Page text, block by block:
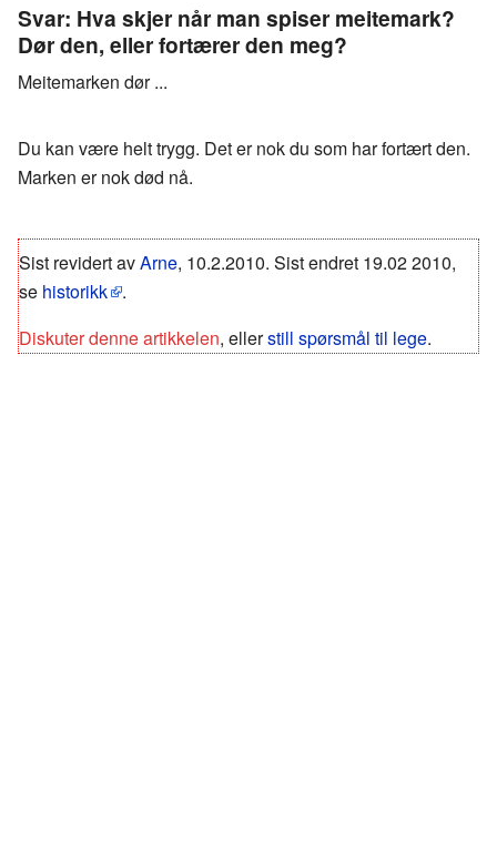
Svar: Hva skjer når man spiser meitemark?
Dør den, eller fortærer den meg?
Meitemarken dør ...
Du kan være helt trygg. Det er nok du som har fortært den.
Marken er nok død nå.
Sist revidert avArne, 10.2.2010. Sist endret 19.02 2010,
se historikk
.
Diskuter denne artikkelen, ellerstill spørsmål til lege.